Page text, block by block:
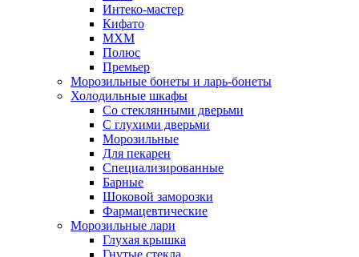
Интеко-мастер
Кифато
МХМ
Полюс
Премьер
Морозильные бонеты и ларь-бонеты
Холодильные шкафы
Со стеклянными дверьми
С глухими дверьми
Морозильные
Для пекарен
Специализированные
Барные
Шоковой заморозки
Фармацевтические
Морозильные лари
Глухая крышка
Гнутые стекла